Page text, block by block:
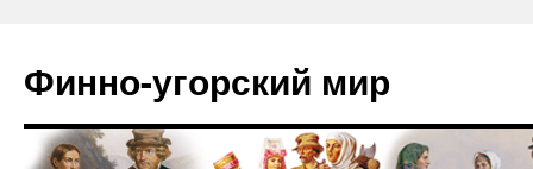
Финно-угорский мир